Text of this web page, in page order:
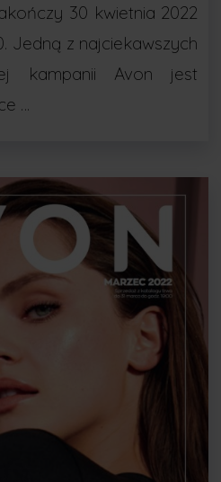
30 kwietnia 2022
Jedną z najciekawszych
kampanii Avon jest
…